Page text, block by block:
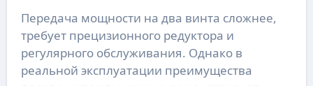
Передача мощности на два винта сложнее,
требует прецизионного редуктора и
регулярного обслуживания. Однако в
реальной эксплуатации преимущества